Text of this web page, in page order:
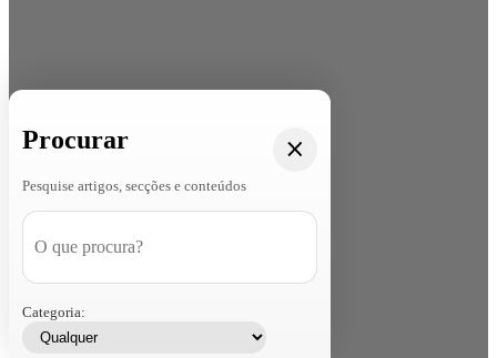
Procurar
Pesquise artigos, secções e conteúdos
Categoria: